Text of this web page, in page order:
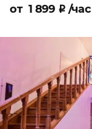
от 1 899 ₽ /час